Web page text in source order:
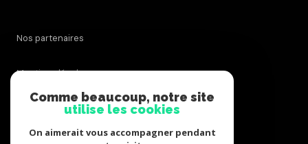
nos partenaires
mentions légales
Comme beaucoup, notre site
utilise les cookies
On aimerait vous accompagner pendant